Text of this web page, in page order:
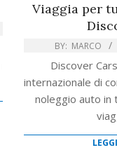
Viaggia per
BY: MARCO
Discover
internazionale di
noleggio auto in